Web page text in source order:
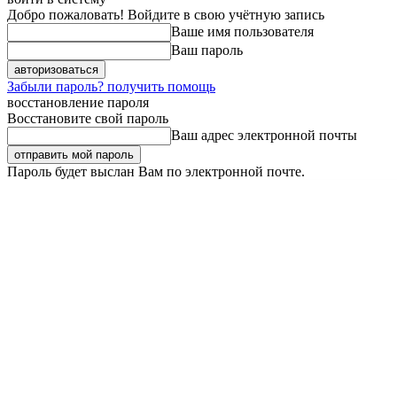
Добро пожаловать! Войдите в свою учётную запись
Ваше имя пользователя
Ваш пароль
Забыли пароль? получить помощь
восстановление пароля
Восстановите свой пароль
Ваш адрес электронной почты
Пароль будет выслан Вам по электронной почте.